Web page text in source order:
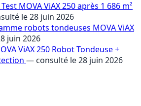
MOVA ViAX 250 après 1 686 m²
le 28 juin 2026
robots tondeuses MOVA ViAX
juin 2026
ViAX 250 Robot Tondeuse +
— consulté le 28 juin 2026